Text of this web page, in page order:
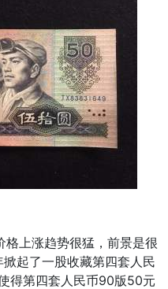
格上涨趋势很猛，前景是很
起了一股收藏第四套人民
得第四套人民币90版50元